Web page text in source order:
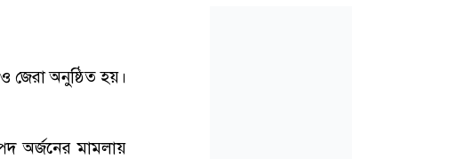
জেরা অনুষ্ঠিত হয়।
অর্জনের মামলায়